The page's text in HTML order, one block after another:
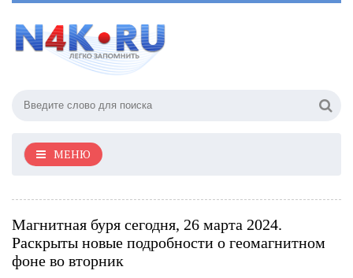
МЕНЮ
Магнитная буря сегодня, 26 марта 2024.
Раскрыты новые подробности о геомагнитном
фоне во вторник